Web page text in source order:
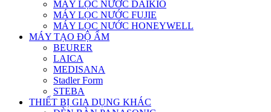
MÁY LỌC NƯỚC DAIKIO
MÁY LỌC NƯỚC FUJIE
MÁY LỌC NƯỚC HONEYWELL
MÁY TẠO ĐỘ ẨM
BEURER
LAICA
MEDISANA
Stadler Form
STEBA
THIẾT BỊ GIA DỤNG KHÁC